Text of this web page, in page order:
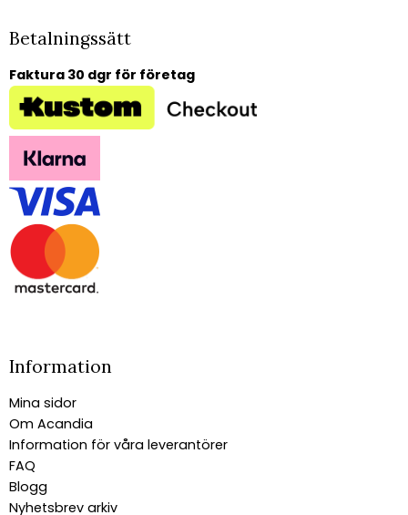
Betalningssätt
Faktura 30 dgr för företag
Information
Mina sidor
Om Acandia
Information för våra leverantörer
FAQ
Blogg
Nyhetsbrev arkiv